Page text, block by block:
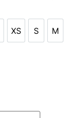
XS
XS
S
S
M
M